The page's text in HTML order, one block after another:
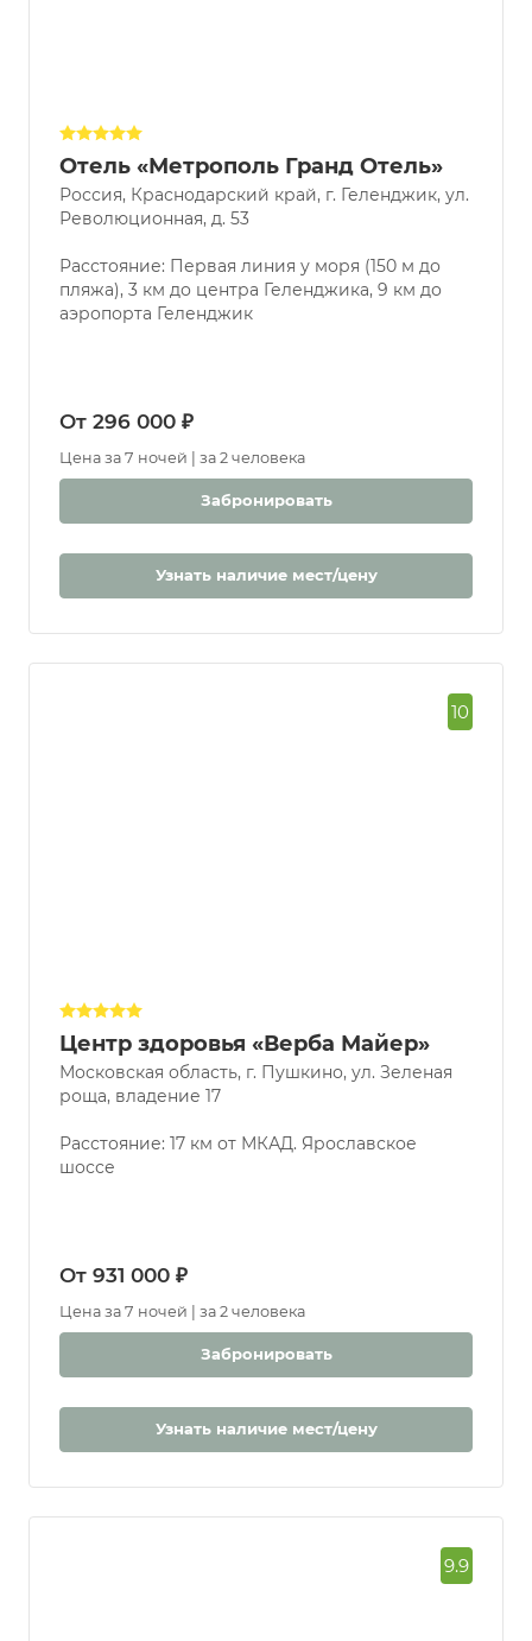
Отель «Метрополь Гранд Отель»
Россия, Краснодарский край, г. Геленджик, ул.
Революционная, д. 53
Расстояние: Первая линия у моря (150 м до
пляжа), 3 км до центра Геленджика, 9 км до
аэропорта Геленджик
От 296 000 ₽
Цена за 7 ночей | за 2 человека
Забронировать
Узнать наличие мест/цену
10
Центр здоровья «Верба Майер»
Московская область, г. Пушкино, ул. Зеленая
роща, владение 17
Расстояние: 17 км от МКАД. Ярославское
шоссе
От 931 000 ₽
Цена за 7 ночей | за 2 человека
Забронировать
Узнать наличие мест/цену
9.9